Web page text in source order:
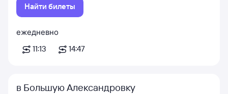
Найти билеты
ежедневно
11:13
14:47
в Большую Александровку